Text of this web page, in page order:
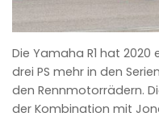
Die Yamaha R1 hat
drei PS mehr in den
den Rennmotorrädern.
der Kombination mit